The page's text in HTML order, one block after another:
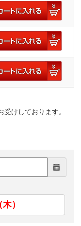
けしております。
）